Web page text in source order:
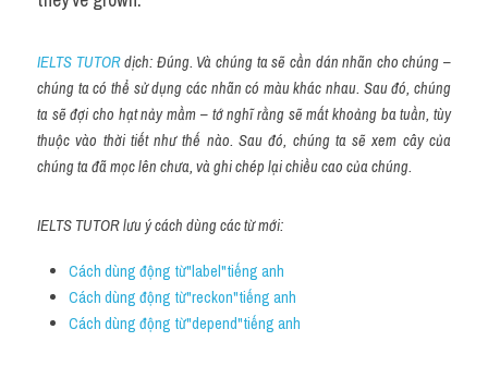
IELTS TUTOR dịch: Đúng. Và chúng ta sẽ cần dán nhãn cho chúng –
chúng ta có thể sử dụng các nhãn có màu khác nhau. Sau đó, chúng
ta sẽ đợi cho hạt nảy mầm – tớ nghĩ rằng sẽ mất khoảng ba tuần, tùy
thuộc vào thời tiết như thế nào. Sau đó, chúng ta sẽ xem cây của
chúng ta đã mọc lên chưa, và ghi chép lại chiều cao của chúng.
IELTS TUTOR lưu ý cách dùng các từ mới:
Cách dùng động từ"label"tiếng anh
Cách dùng động từ"reckon"tiếng anh
Cách dùng động từ"depend"tiếng anh